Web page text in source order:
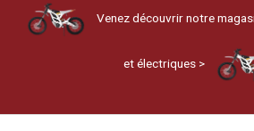
Venez découvrir notre
et électriques >